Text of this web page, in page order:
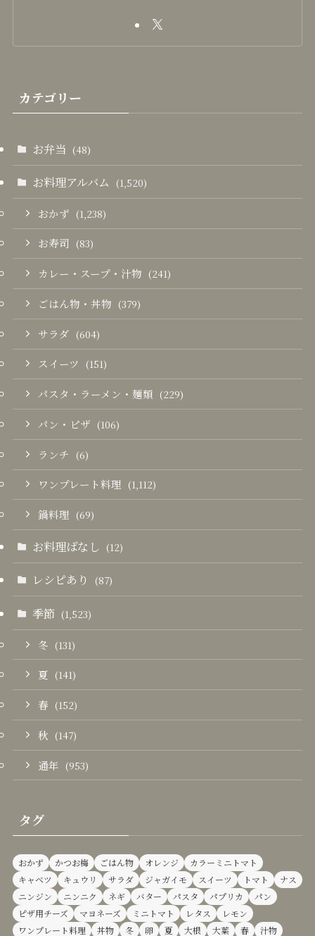
カテゴリー
お弁当 (48)
お料理アルバム (1,520)
おかず (1,238)
お寿司 (83)
カレー・スープ・汁物 (241)
ごはん物・丼物 (379)
サラダ (604)
スイーツ (151)
パスタ・ラーメン・麺類 (229)
パン・ピザ (106)
ランチ (6)
ワンプレート料理 (1,112)
鍋料理 (69)
お料理ばなし (12)
レシピあり (87)
季節 (1,523)
冬 (131)
夏 (141)
春 (152)
秋 (147)
通年 (953)
タグ
おかず かつお梅 ごはん物 オレンジ
カラーミニトマト
キャベツ
キュウリ サラダ ジャガイモ スイーツ トマト
ナス
ニンジン
ニンニク ネギ バター パスタ パプリカ
パン
ピザ用チーズ
マヨネーズ ミニトマト レタス
レモン
ワンプレート料理
丼物 冬 卵 夏 大根 大葉 春 汁物